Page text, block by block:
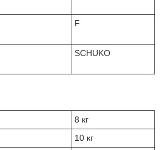
F
SCHUKO
8 кг
10 кг